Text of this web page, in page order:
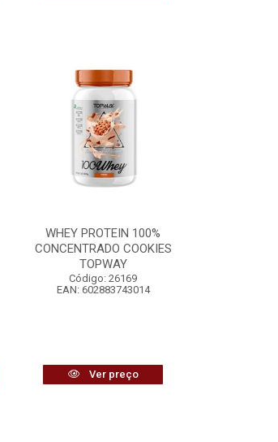
WHEY PROTEIN 100%
CONCENTRADO COOKIES
TOPWAY
Código: 26169
EAN: 602883743014
Ver preço